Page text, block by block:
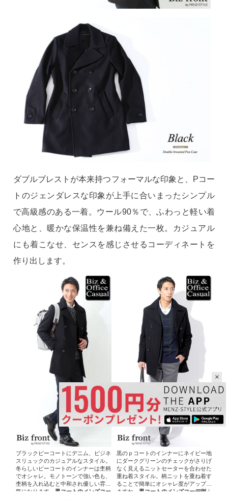
×
ダブルブレストが本来持つフォーマルな印象と、Pコー
トのジェンダレスな印象が上手に合いまったシンプル
で高級感のある一着。ウール90％で、ふわっと軽い着
心地と、暖かな保温性を兼ね備えた一枚。カジュアル
にも着こなせ、センスを感じさせるコーディネートを
作り出します。
ブラックピーコートにデニム、ビジネ
スリュックのカジュアルなスタイル。
冬らしいピーコートのインナーは杢柄
でオシャレ。モノトーンで強い色も、
杢柄を入れ込むと中和され優しい雰囲
気になります。 黒コートのメンズコー
黒のｐコートのインナーにネイビー地
にダークグリーンのチェックがさりげ
なく見えるニットセーターを合わせた
重ね着スタイル。柄ニットを重ね着す
ることで簡単にオシャレ度がアップし
ますね。 黒コートのメンズコーデ例｜